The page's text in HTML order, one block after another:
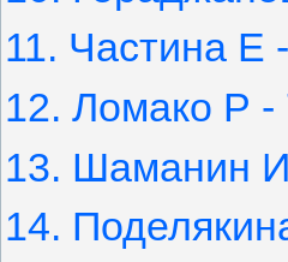
11. Частина Е
12. Ломако Р -
13. Шаманин
14.